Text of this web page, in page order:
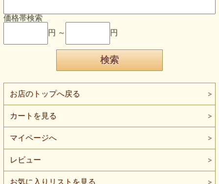
価格帯検索
円 ～
円
お店のトップへ戻る
カートを見る
マイページへ
レビュー
お気に入りリストを見る